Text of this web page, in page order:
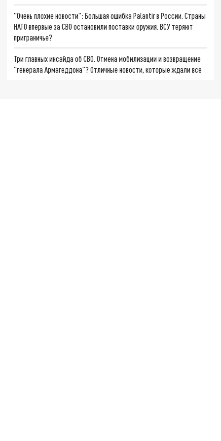
"Очень плохие новости": Большая ошибка Palantir в России. Страны
НАТО впервые за СВО остановили поставки оружия. ВСУ теряют
приграничье?
Три главных инсайда об СВО. Отмена мобилизации и возвращение
"генерала Армагеддона"? Отличные новости, которые ждали все